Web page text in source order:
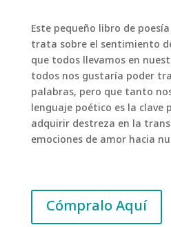
Este pequeño libro de
trata sobre el sentimiento
que todos llevamos en
todos nos gustaría poder
palabras, pero que tanto
lenguaje poético es la
adquirir destreza en la
emociones de amor hacia
Cómpralo Aquí